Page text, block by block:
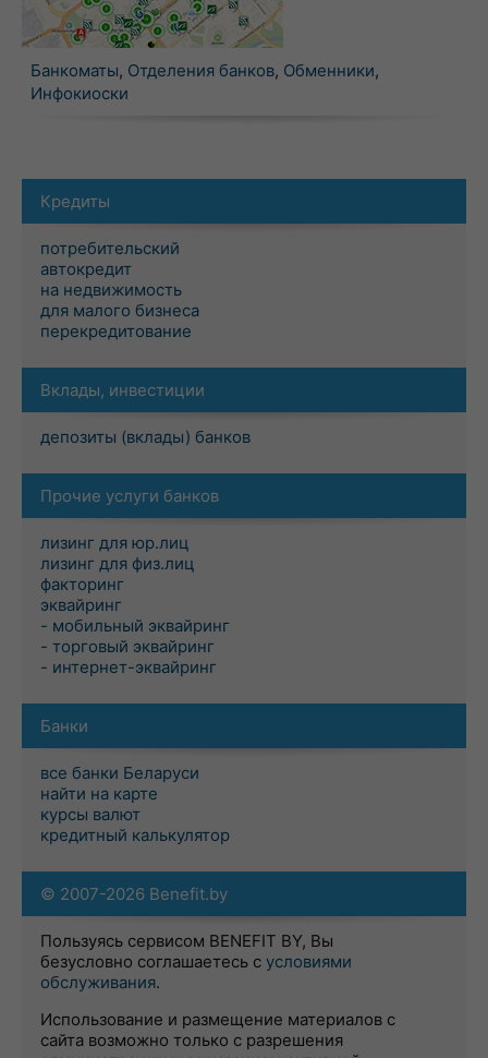
Банкоматы, Отделения банков, Обменники,
Инфокиоски
Кредиты
потребительский
автокредит
на недвижимость
для малого бизнеса
перекредитование
Вклады, инвестиции
депозиты (вклады) банков
Прочие услуги банков
лизинг для юр.лиц
лизинг для физ.лиц
факторинг
эквайринг
- мобильный эквайринг
- торговый эквайринг
- интернет-эквайринг
Банки
все банки Беларуси
найти на карте
курсы валют
кредитный калькулятор
© 2007-2026 Benefit.by
Пользуясь сервисом BENEFIT BY, Вы
безусловно соглашаетесь с условиями
обслуживания.
Использование и размещение материалов с
сайта возможно только с разрешения